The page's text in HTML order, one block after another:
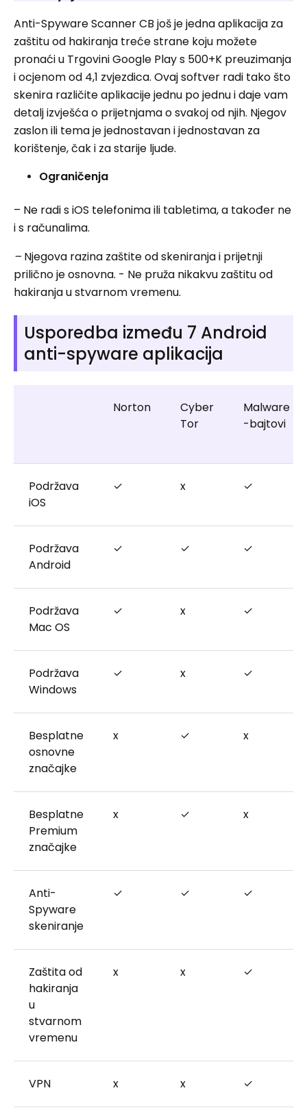
Anti-Spyware Scanner CB još je jedna aplikacija za
zaštitu od hakiranja treće strane koju možete
pronaći u Trgovini Google Play s 500+K preuzimanja
i ocjenom od 4,1 zvjezdica. Ovaj softver radi tako što
skenira različite aplikacije jednu po jednu i daje vam
detalj izvješća o prijetnjama o svakoj od njih. Njegov
zaslon ili tema je jednostavan i jednostavan za
korištenje, čak i za starije ljude.
Ograničenja
– Ne radi s iOS telefonima ili tabletima, a također ne
i s računalima.
– Njegova razina zaštite od skeniranja i prijetnji
prilično je osnovna. - Ne pruža nikakvu zaštitu od
hakiranja u stvarnom vremenu.
Usporedba između 7 Android
anti-spyware aplikacija
Norton
Cyber
​​Tor
Malware
-bajtovi
Podržava
iOS
✓ x ✓
Podržava
Android
✓ ✓ ✓
Podržava
Mac OS
✓ x ✓
Podržava
Windows
✓ x ✓
Besplatne
osnovne
značajke
x ✓ x
Besplatne
Premium
značajke
x ✓ x
Anti-
Spyware
skeniranje
✓ ✓ ✓
Zaštita od
hakiranja
u
stvarnom
vremenu
x x ✓
VPN x x ✓